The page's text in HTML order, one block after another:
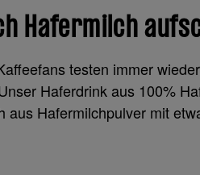
Hafermilch
testen immer
Haferdrink aus 100%
aus Hafermilchpulver mit